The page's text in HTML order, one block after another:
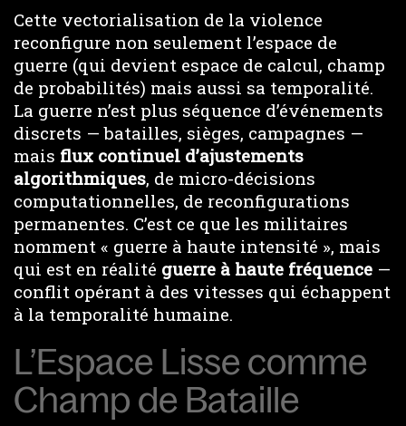
Cette vectorialisation de la violence
reconfigure non seulement l’espace de
guerre (qui devient espace de calcul, champ
de probabilités) mais aussi sa temporalité.
La guerre n’est plus séquence d’événements
discrets — batailles, sièges, campagnes —
mais flux continuel d’ajustements
algorithmiques, de micro-décisions
computationnelles, de reconfigurations
permanentes. C’est ce que les militaires
nomment « guerre à haute intensité », mais
qui est en réalité guerre à haute fréquence —
conflit opérant à des vitesses qui échappent
à la temporalité humaine.
L’Espace Lisse comme
Champ de Bataille